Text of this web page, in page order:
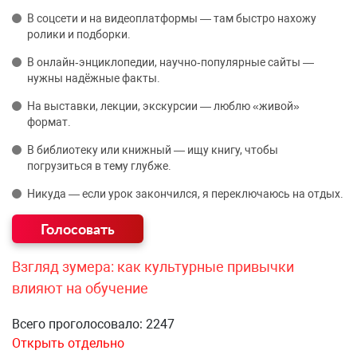
В соцсети и на видеоплатформы — там быстро нахожу
ролики и подборки.
В онлайн‑энциклопедии, научно‑популярные сайты —
нужны надёжные факты.
На выставки, лекции, экскурсии — люблю «живой»
формат.
В библиотеку или книжный — ищу книгу, чтобы
погрузиться в тему глубже.
Никуда — если урок закончился, я переключаюсь на отдых.
Взгляд зумера: как культурные привычки
влияют на обучение
Всего проголосовало: 2247
Открыть отдельно